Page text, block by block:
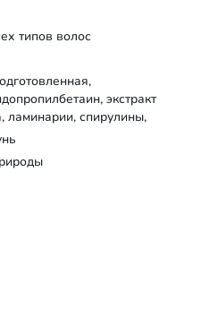
типов волос
экстракт
ламинарии, спирулины,
лаурилметиглюкамид,
альгинат натрия, оксид
спирт, бензойная
дегидроуксусная кислота,
состав